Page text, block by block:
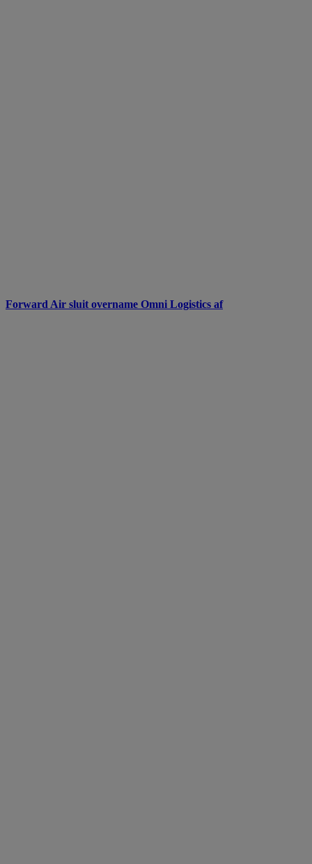
Forward Air sluit overname Omni Logistics af